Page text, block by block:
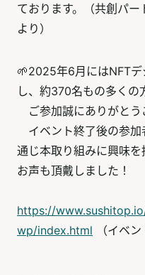
ております。（共創パ
より）
🌱2025年6月にはNFT
し、約370名もの多くの
ご参加誠にありがとう
イベント終了後の参加
通じ本取り組みに興味
お声も頂戴しまし
https://
wp/index.html （イベ